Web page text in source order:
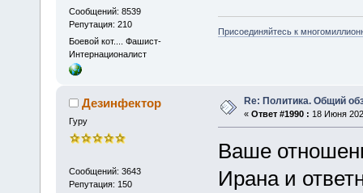
Сообщений: 8539
Репутация: 210
Боевой кот.... Фашист-
Интернационалист
Присоединяйтесь к
Дезинфектор
Гуру
Сообщений: 3643
Репутация: 150
Re: Политика. Общий
« Ответ #1990 : 18 Июня
Ваше
Ирана и